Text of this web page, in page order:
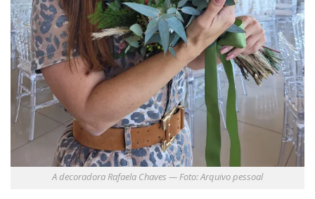
A decoradora Rafaela Chaves — Foto: Arquivo pessoal